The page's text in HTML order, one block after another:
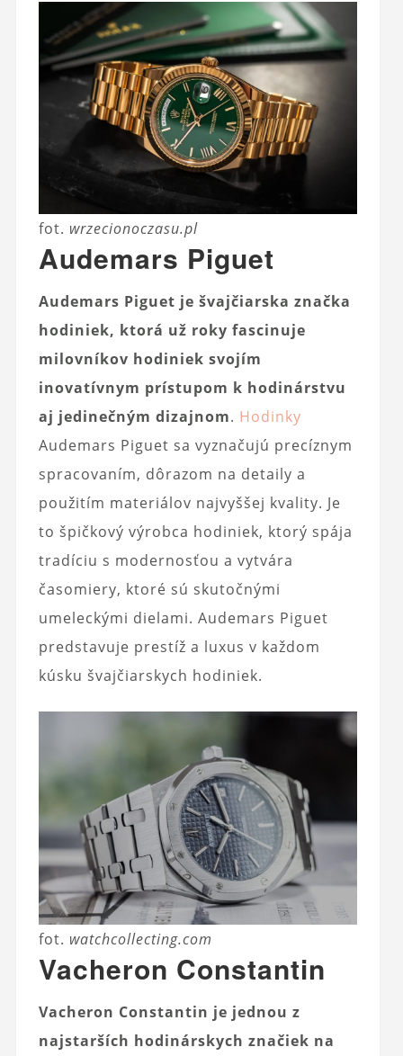
fot. wrzecionoczasu.pl
Audemars Piguet
Audemars Piguet je švajčiarska značka
hodiniek, ktorá už roky fascinuje
milovníkov hodiniek svojím
inovatívnym prístupom k hodinárstvu
aj jedinečným dizajnom. Hodinky
Audemars Piguet sa vyznačujú precíznym
spracovaním, dôrazom na detaily a
použitím materiálov najvyššej kvality. Je
to špičkový výrobca hodiniek, ktorý spája
tradíciu s modernosťou a vytvára
časomiery, ktoré sú skutočnými
umeleckými dielami. Audemars Piguet
predstavuje prestíž a luxus v každom
kúsku švajčiarskych hodiniek.
fot. watchcollecting.com
Vacheron Constantin
Vacheron Constantin je jednou z
najstarších hodinárskych značiek na